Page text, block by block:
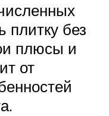
плитку без
плюсы и
от